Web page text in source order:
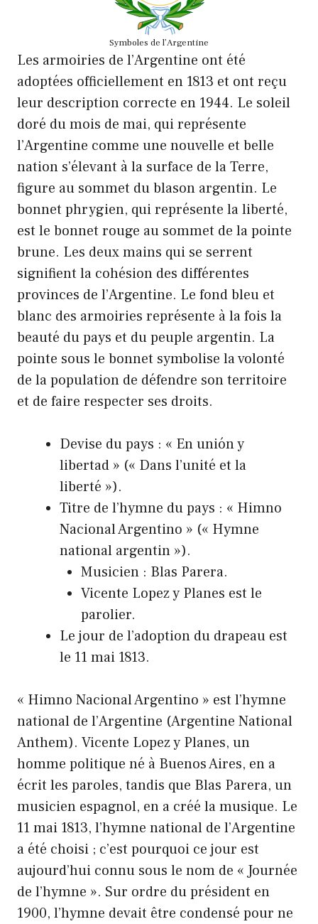
Symboles de l’Argentine
Les armoiries de l’Argentine ont été
adoptées officiellement en 1813 et ont reçu
leur description correcte en 1944. Le soleil
doré du mois de mai, qui représente
l’Argentine comme une nouvelle et belle
nation s’élevant à la surface de la Terre,
figure au sommet du blason argentin. Le
bonnet phrygien, qui représente la liberté,
est le bonnet rouge au sommet de la pointe
brune. Les deux mains qui se serrent
signifient la cohésion des différentes
provinces de l’Argentine. Le fond bleu et
blanc des armoiries représente à la fois la
beauté du pays et du peuple argentin. La
pointe sous le bonnet symbolise la volonté
de la population de défendre son territoire
et de faire respecter ses droits.
Devise du pays : « En unión y
libertad » (« Dans l’unité et la
liberté »).
Titre de l’hymne du pays : « Himno
Nacional Argentino » (« Hymne
national argentin »).
Musicien : Blas Parera.
Vicente Lopez y Planes est le
parolier.
Le jour de l’adoption du drapeau est
le 11 mai 1813.
« Himno Nacional Argentino » est l’hymne
national de l’Argentine (Argentine National
Anthem). Vicente Lopez y Planes, un
homme politique né à Buenos Aires, en a
écrit les paroles, tandis que Blas Parera, un
musicien espagnol, en a créé la musique. Le
11 mai 1813, l’hymne national de l’Argentine
a été choisi ; c’est pourquoi ce jour est
aujourd’hui connu sous le nom de « Journée
de l’hymne ». Sur ordre du président en
1900, l’hymne devait être condensé pour ne